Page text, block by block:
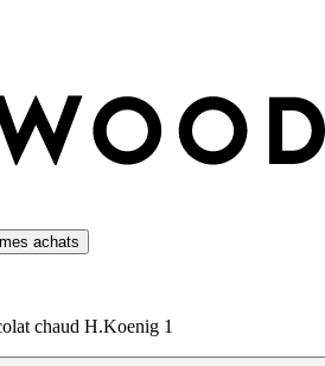
achats
chaud H.Koenig 1